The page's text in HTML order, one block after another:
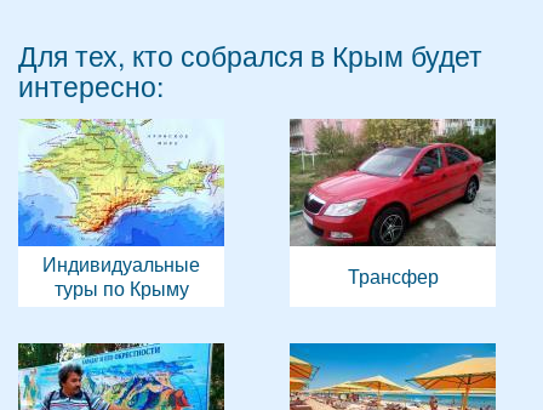
Для тех, кто собрался в Крым будет
интересно:
Индивидуальные
туры по Крыму
Трансфер